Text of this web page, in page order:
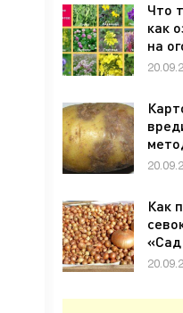
Что
как
на
Как
«Сад